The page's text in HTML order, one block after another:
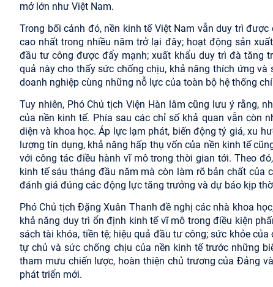
mở lớn như Việt Nam.
Trong bối cảnh đó, nền kinh tế Việt Nam vẫn duy trì
cao nhất trong nhiều năm trở lại đây; hoạt động sản
đầu tư công được đẩy mạnh; xuất khẩu duy trì đà tăng
quả này cho thấy sức chống chịu, khả năng thích ứng
doanh nghiệp cùng những nỗ lực của toàn bộ hệ thống
Tuy nhiên, Phó Chủ tịch Viện Hàn lâm cũng lưu ý rằng,
của nền kinh tế. Phía sau các chỉ số khả quan vẫn còn
diện và khoa học. Áp lực lạm phát, biến động tỷ giá, xu
lượng tín dụng, khả năng hấp thụ vốn của nền kinh tế
với công tác điều hành vĩ mô trong thời gian tới. Theo
kinh tế sáu tháng đầu năm mà còn làm rõ bản chất của
đánh giá đúng các động lực tăng trưởng và dự báo kịp
Phó Chủ tịch Đặng Xuân Thanh đề nghị các nhà khoa
khả năng duy trì ổn định kinh tế vĩ mô trong điều kiện
sách tài khóa, tiền tệ; hiệu quả đầu tư công; sức khỏe
tự chủ và sức chống chịu của nền kinh tế trước những
tham mưu chiến lược, hoàn thiện chủ trương của Đảng
phát triển mới.